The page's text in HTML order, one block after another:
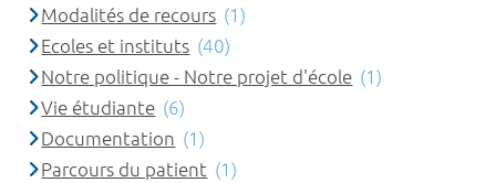
Modalités de recours (1)
Ecoles et instituts (40)
Notre politique - Notre projet d'école (1)
Vie étudiante (6)
Documentation (1)
Parcours du patient (1)